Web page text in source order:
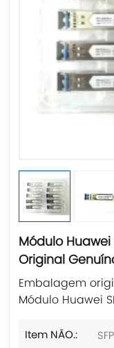
Módulo Huawei
Original
Embalagem
Módulo Huawei
Item NÃO.: